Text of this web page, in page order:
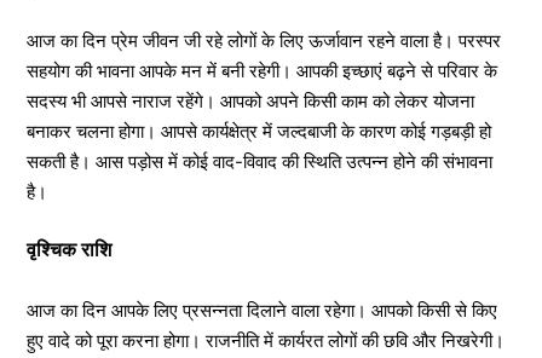
आज का दिन प्रेम जीवन जी रहे लोगों के लिए ऊर्जावान रहने वाला है। परस्पर
सहयोग की भावना आपके मन में बनी रहेगी। आपकी इच्छाएं बढ़ने से परिवार के
सदस्य भी आपसे नाराज रहेंगे। आपको अपने किसी काम को लेकर योजना
बनाकर चलना होगा। आपसे कार्यक्षेत्र में जल्दबाजी के कारण कोई गड़बड़ी हो
सकती है। आस पड़ोस में कोई वाद-विवाद की स्थिति उत्पन्न होने की संभावना
है।
वृश्चिक राशि
आज का दिन आपके लिए प्रसन्नता दिलाने वाला रहेगा। आपको किसी से किए
हुए वादे को पूरा करना होगा। राजनीति में कार्यरत लोगों की छवि और निखरेगी।